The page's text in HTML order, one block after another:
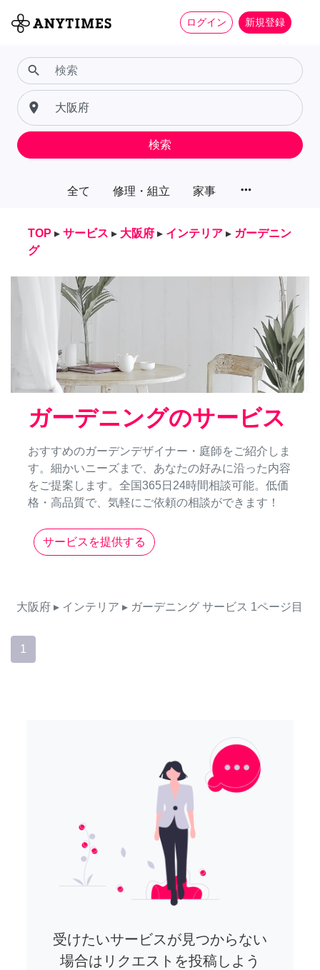
ログイン 新規登録
全て 修理・組立 家事 more_horiz
search
place
検索
TOP ▸ サービス ▸ 大阪府 ▸ インテリア ▸ ガーデニン
グ
ガーデニングのサービス
おすすめのガーデンデザイナー・庭師をご紹介しま
す。細かいニーズまで、あなたの好みに沿った内容
をご提案します。全国365日24時間相談可能。低価
格・高品質で、気軽にご依頼の相談ができます！
サービスを提供する
大阪府 ▸ インテリア ▸ ガーデニング サービス 1ページ目
1
受けたいサービスが見つからない
場合はリクエストを投稿しよう